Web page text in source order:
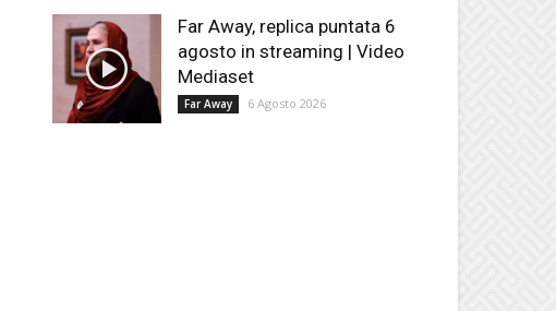
Far Away, replica puntata 6
agosto in streaming | Video
Mediaset
Far Away 6 Agosto 2026